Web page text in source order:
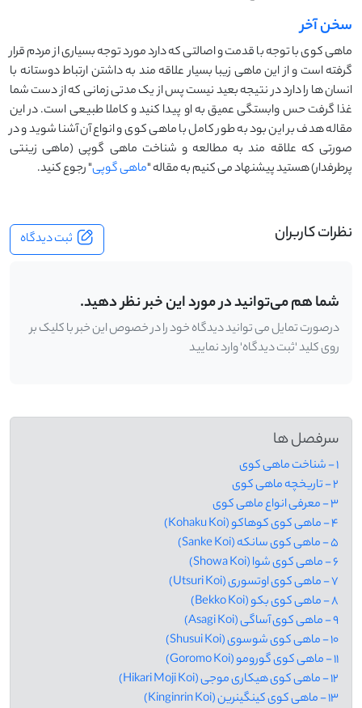
سخن آخر
ماهی کوی با توجه با قدمت و اصالتی که دارد مورد توجه بسیاری از مردم قرار
گرفته است و از این ماهی زیبا بسیار علاقه مند به داشتن ارتباط دوستانه با
انسان ها را دارد در نتیجه بعید نیست پس از یک مدتی زمانی که از دست شما
غذا گرفت حس وابستگی عمیق به او پیدا کنید و کاملا طبیعی است. در این
مقاله هدف بر این بود به طور کامل با ماهی کوی و انواع آن آشنا شوید و در
صورتی که علاقه مند به مطالعه و شناخت ماهی گوپی (ماهی زینتی
پرطرفدار) هستید پیشنهاد می کنیم به مقاله "ماهی گوپی" رجوع کنید.
نظرات کاربران ثبت دیدگاه
شما هم می‌توانید در مورد این خبر نظر دهید.
درصورت تمایل می توانید دیدگاه خود را در خصوص این خبر با کلیک بر
روی کلید 'ثبت دیدگاه' وارد نمایید
سرفصل ها
1 - شناخت ماهی کوی
2 - تاریخچه ماهی کوی
3 - معرفی انواع ماهی کوی
4 - ماهی کوی کوهاکو (Kohaku Koi)
5 - ماهی کوی سانکه (Sanke Koi)
6 - ماهی کوی شوا (Showa Koi)
7 - ماهی کوی اوتسوری (Utsuri Koi)
8 - ماهی کوی بکو (Bekko Koi)
9 - ماهی کوی آساگی (Asagi Koi)
10 - ماهی کوی شوسوی (Shusui Koi)
11 - ماهی کوی گورومو (Goromo Koi)
12 - ماهی کوی هیکاری موجی (Hikari Moji Koi)
13 - ماهی کوی کینگینرین (Kinginrin Koi)